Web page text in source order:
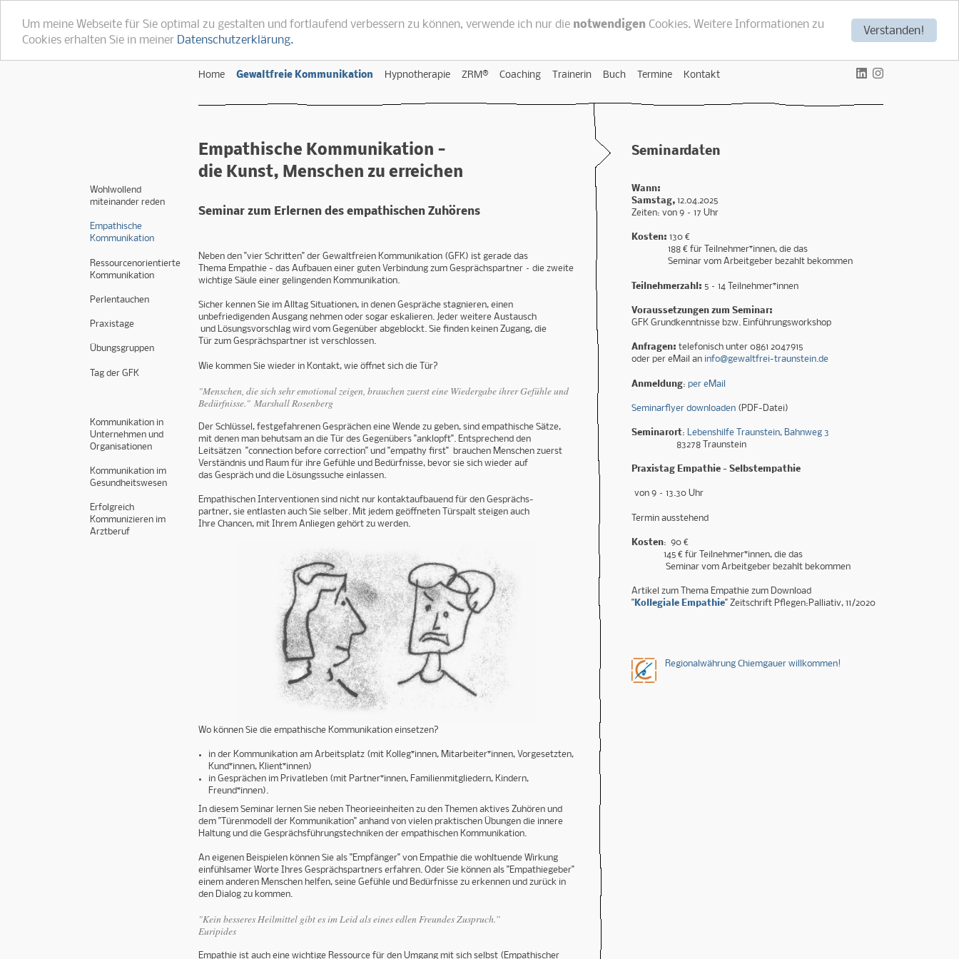
Verstanden!
Um meine Webseite für Sie optimal zu gestalten und fortlaufend verbessern zu können, verwende ich nur die notwendigen Cookies. Weitere Informationen zu
Cookies erhalten Sie in meiner Datenschutzerklärung.
Wohlwollend
miteinander reden
Empathische
Kommunikation
Ressourcenorientierte
Kommunikation
Perlentauchen
Praxistage
Übungsgruppen
Tag der GFK
Kommunikation in
Unternehmen und
Organisationen
Kommunikation im
Gesundheitswesen
Erfolgreich
Kommunizieren im
Arztberuf
Home Gewaltfreie Kommunikation Hypnotherapie ZRM® Coaching Trainerin Buch Termine Kontakt
Empathische Kommunikation -
die Kunst, Menschen zu erreichen
Seminar zum Erlernen des empathischen Zuhörens
Neben den "vier Schritten" der Gewaltfreien Kommunikation (GFK) ist gerade das
Thema Empathie - das Aufbauen einer guten Verbindung zum Gesprächspartner – die zweite
wichtige Säule einer gelingenden Kommunikation.
Sicher kennen Sie im Alltag Situationen, in denen Gespräche stagnieren, einen
unbefriedigenden Ausgang nehmen oder sogar eskalieren. Jeder weitere Austausch
und Lösungsvorschlag wird vom Gegenüber abgeblockt. Sie finden keinen Zugang, die
Tür zum Gesprächspartner ist verschlossen.
Wie kommen Sie wieder in Kontakt, wie öffnet sich die Tür?
"Menschen, die sich sehr emotional zeigen, brauchen zuerst eine Wiedergabe ihrer Gefühle und
Bedürfnisse." Marshall Rosenberg
Der Schlüssel, festgefahrenen Gesprächen eine Wende zu geben, sind empathische Sätze,
mit denen man behutsam an die Tür des Gegenübers "anklopft". Entsprechend den
Leitsätzen "connection before correction" und "empathy first" brauchen Menschen zuerst
Verständnis und Raum für ihre Gefühle und Bedürfnisse, bevor sie sich wieder auf
das Gespräch und die Lösungssuche einlassen.
Empathischen Interventionen sind nicht nur kontaktaufbauend für den Gesprächs-
partner, sie entlasten auch Sie selber. Mit jedem geöffneten Türspalt steigen auch
Ihre Chancen, mit Ihrem Anliegen gehört zu werden.
Wo können Sie die empathische Kommunikation einsetzen?
in der Kommunikation am Arbeitsplatz (mit Kolleg*innen, Mitarbeiter*innen, Vorgesetzten,
Kund*innen, Klient*innen)
in Gesprächen im Privatleben (mit Partner*innen, Familienmitgliedern, Kindern,
Freund*innen).
In diesem Seminar lernen Sie neben Theorieeinheiten zu den Themen aktives Zuhören und
dem "Türenmodell der Kommunikation" anhand von vielen praktischen Übungen die innere
Haltung und die Gesprächsführungstechniken der empathischen Kommunikation.
An eigenen Beispielen können Sie als "Empfänger" von Empathie die wohltuende Wirkung
einfühlsamer Worte Ihres Gesprächspartners erfahren. Oder Sie können als "Empathiegeber"
einem anderen Menschen helfen, seine Gefühle und Bedürfnisse zu erkennen und zurück in
den Dialog zu kommen.
"Kein besseres Heilmittel gibt es im Leid als eines edlen Freundes Zuspruch.”
Euripides
Empathie ist auch eine wichtige Ressource für den Umgang mit sich selbst (Empathischer
Seminardaten
Wann:
Samstag, 12.04.2025
Zeiten: von 9 – 17 Uhr
Kosten: 130 €
188 € für Teilnehmer*innen, die das
Seminar vom Arbeitgeber bezahlt bekommen
Teilnehmerzahl: 5 – 14 Teilnehmer*innen
Voraussetzungen zum Seminar:
GFK Grundkenntnisse bzw. Einführungsworkshop
Anfragen: telefonisch unter 0861 2047915
oder per eMail an info@gewaltfrei-traunstein.de
Anmeldung: per eMail
Seminarflyer downloaden (PDF-Datei)
Seminarort: Lebenshilfe Traunstein, Bahnweg 3
83278 Traunstein
Praxistag Empathie – Selbstempathie
von 9 – 13.30 Uhr
Termin ausstehend
Kosten: 90 €
145 € für Teilnehmer*innen, die das
Seminar vom Arbeitgeber bezahlt bekommen
Artikel zum Thema Empathie zum Download
" Kollegiale Empathie" Zeitschrift Pflegen:Palliativ, 11/2020
Regionalwährung Chiemgauer willkommen!